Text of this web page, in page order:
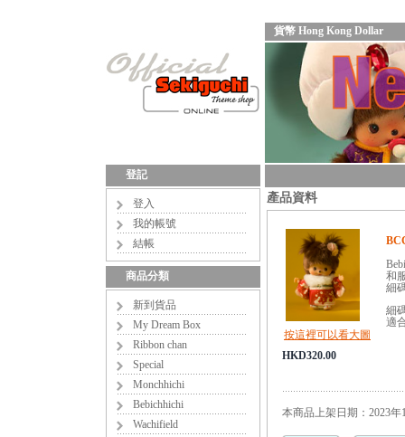
貨幣 Hong Kong Dollar
登記
登入
我的帳號
結帳
商品分類
新到貨品
My Dream Box
Ribbon chan
Special
Monchhichi
Bebichhichi
Wachifield
產品資料
按這裡可以看大圖
和
細
細
適
HKD320.00
本商品上架日期：2023年